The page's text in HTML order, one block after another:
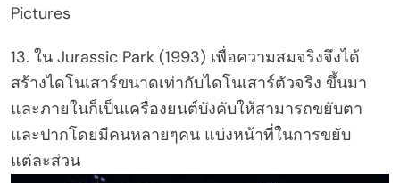
Pictures
13. ใน Jurassic Park (1993) เพื่อความสมจริงจึงได้
สร้างไดโนเสาร์ขนาดเท่ากับไดโนเสาร์ตัวจริง ขึ้นมา
และภายในก็เป็นเครื่องยนต์บังคับให้สามารถขยับตา
และปากโดยมีคนหลายๆคน แบ่งหน้าที่ในการขยับ
แต่ละส่วน